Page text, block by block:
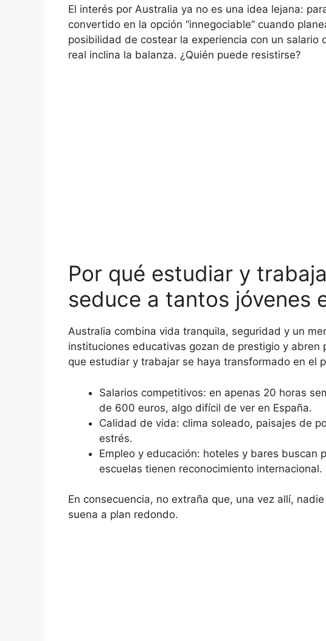
El interés por Australia ya no es una idea lejana:
convertido en la opción “innegociable” cuando
posibilidad de costear la experiencia con un salario
real inclina la balanza. ¿Quién puede resistirse?
Por qué estudiar y
seduce a tantos jóvenes
Australia combina vida tranquila, seguridad y un
instituciones educativas gozan de prestigio y abren
que estudiar y trabajar se haya transformado en el
Salarios competitivos: en apenas 20 horas
de 600 euros, algo difícil de ver en España.
Calidad de vida: clima soleado, paisajes de
estrés.
Empleo y educación: hoteles y bares buscan
escuelas tienen reconocimiento internacional.
En consecuencia, no extraña que, una vez allí,
suena a plan redondo.